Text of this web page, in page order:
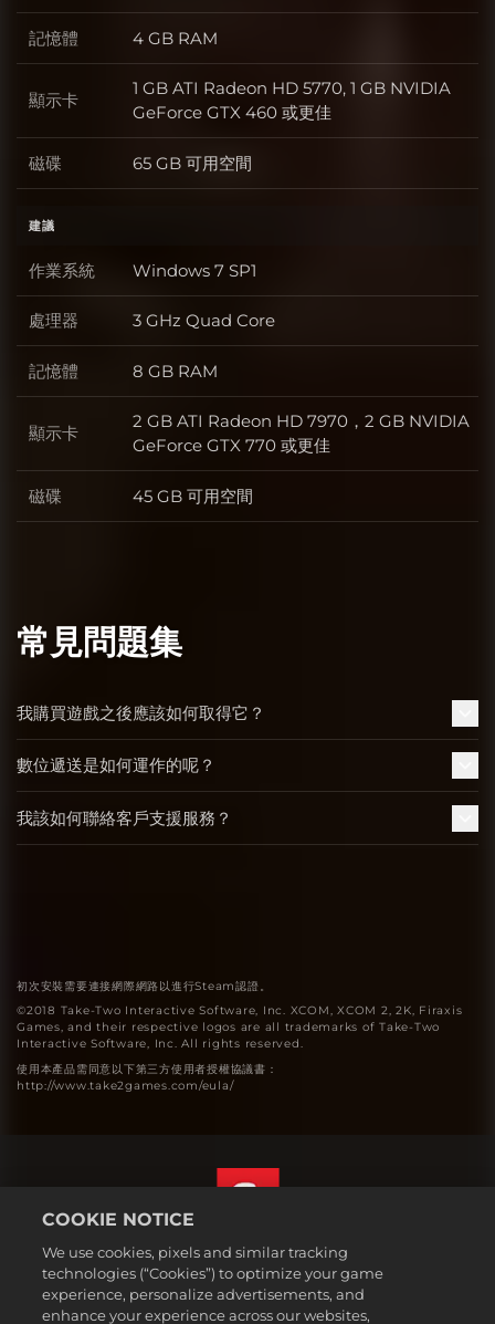
記憶體 記憶體
4 GB RAM
顯示卡 顯示卡
1 GB ATI Radeon HD 5770, 1 GB NVIDIA
GeForce GTX 460 或更佳
磁碟 磁碟
65 GB 可用空間
建議
作業系統 作業系統
Windows 7 SP1
處理器 處理器
3 GHz Quad Core
記憶體 記憶體
8 GB RAM
顯示卡 顯示卡
2 GB ATI Radeon HD 7970，2 GB NVIDIA
GeForce GTX 770 或更佳
磁碟 磁碟
45 GB 可用空間
常見問題集
我購買遊戲之後應該如何取得它？
數位遞送是如何運作的呢？
我該如何聯絡客戶支援服務？
初次安裝需要連接網際網路以進行Steam認證。
©2018 Take-Two Interactive Software, Inc. XCOM, XCOM 2, 2K, Firaxis
Games, and their respective logos are all trademarks of Take-Two
Interactive Software, Inc. All rights reserved.
使用本產品需同意以下第三方使用者授權協議書：
http://www.take2games.com/eula/
法務
隱私權政策
繁體中文
COOKIE NOTICE
We use cookies, pixels and similar tracking
technologies (“Cookies”) to optimize your game
experience, personalize advertisements, and
enhance your experience across our websites,